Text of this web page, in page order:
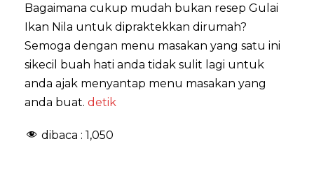
Bagaimana cukup mudah bukan resep Gulai
Ikan Nila untuk dipraktekkan dirumah?
Semoga dengan menu masakan yang satu ini
sikecil buah hati anda tidak sulit lagi untuk
anda ajak menyantap menu masakan yang
anda buat. detik
dibaca : 1,050